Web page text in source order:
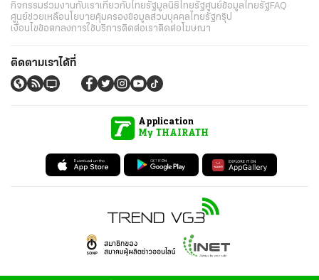
กิจกรรมร่วมงานกับเราเกี่ยวกับไทยรัฐมูลนิธิไทยรัฐศูนย์ข้อมูลไทยรัฐFAQ
ศูนย์ช่วยเหลือนโยบายคุ้มครองข้อมูลส่วนบุคคลไทยรัฐกรุ๊ป
เงื่อนไขข้อตกลงการใช้บริการติดต่อเราติดต่อโฆษณา
ติดตามเราได้ที่
Application
My THAIRATH